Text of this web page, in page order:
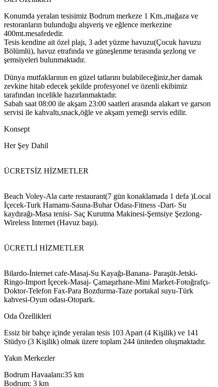
Konumda yeralan tesisimiz Bodrum merkeze 1 Km.,mağaza ve
restoranların bulunduğu alışveriş ve eğlence merkezine
400mt.mesafededir.
Tesis kendine ait özel plajı, 3 adet yüzme havuzu(Çocuk havuzu
Bölümlü), havuz etrafında ve güneşlenme terasında şezlong ve
şemsiyeleri bulunmaktadır.
Dünya mutfaklarının en güzel tatlarını bulabileceğiniz,her damak
zevkine hitab edecek şekilde profesyonel ve özenli ekibimiz
tarafından incelikle hazırlanmaktadır.
Sabah saat 08:00 ile akşam 23:00 saatleri arasında alakart ve garson
servisi ile kahvaltı,snack,öğle ve akşam yemeği servis edilir.
Konsept
Her Şey Dahil
ÜCRETSİZ HİZMETLER
Beach Voley-Ala carte restaurant(7 gün konaklamada 1 defa )Local
İçecek-Turk Hamamı-Sauna-Buhar Odası-Fitness -Dart- Su
kaydırağı-Masa tenisi- Saç Kurutma Makinesi-Şemsiye Şezlong-
Wireless Internet (Havuz başı).
ÜCRETLİ HİZMETLER
Bilardo-İnternet cafe-Masaj-Su Kayağı-Banana- Paraşüt-Jetski-
Ringo-Import İçecek-Masaj- Çamaşırhane-Mini Market-Fotoğrafçı-
Doktor-Telefon Fax-Para Bozdurma-Taze portakal suyu-Türk
kahvesi-Oyun odası-Otopark.
Oda Özellikleri
Essiz bir bahçe içinde yeralan tesis 103 Apart (4 Kişilik) ve 141
Stüdyo (3 Kişilik) olmak üzere toplam 244 üniteden oluşmaktadır.
Yakın Merkezler
Bodrum Havaalanı:35 km
Bodrum: 3 km